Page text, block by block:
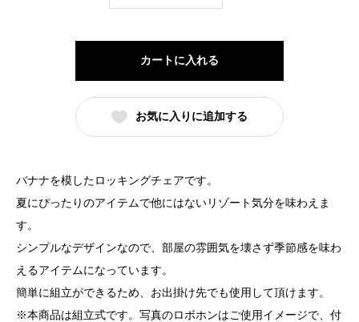
ロ
ッ
キ
グ
チ
ア
（MDF）
個
カートに入れる
お気に入りに追加する
バナナを模したロッキングチェアです。
夏にぴったりのアイテムで他にはないリゾート気分を味わえま
す。
シンプルなデザインなので、部屋の雰囲気を壊さず季節感を味わ
えるアイテムになっています。
簡単に組立ができるため、お出掛け先でも使用して頂けます。
※本商品は組立式です。写真のロボホンはご使用イメージで、付